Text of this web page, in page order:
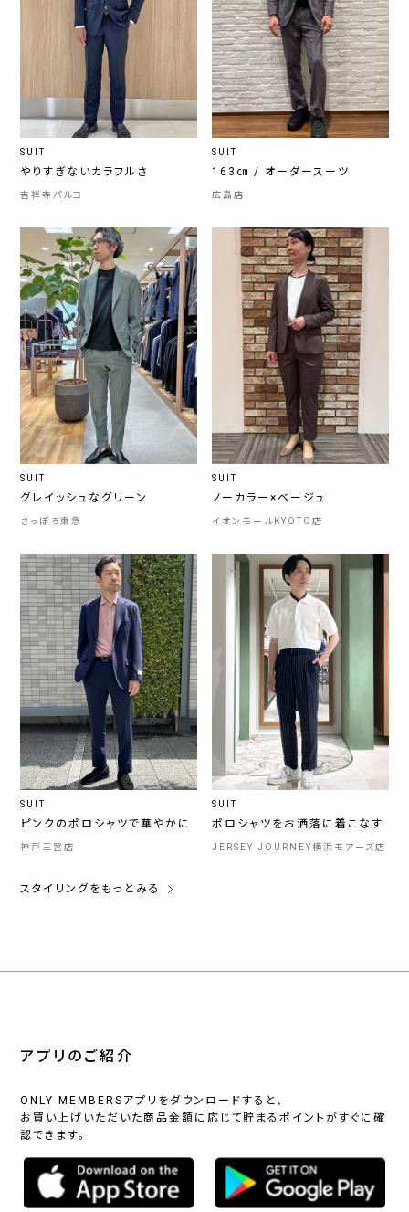
SUIT
やりすぎないカラフルさ
吉祥寺パルコ
SUIT
163㎝ / オーダースーツ
広島店
SUIT
グレイッシュなグリーン
さっぽろ東急
SUIT
ノーカラー×ベージュ
イオンモールKYOTO店
SUIT
ピンクのポロシャツで華やかに
神戸三宮店
SUIT
ポロシャツをお洒落に着こなす
JERSEY JOURNEY横浜モアーズ店
スタイリングをもっとみる
アプリのご紹介
ONLY MEMBERSアプリをダウンロードすると、
お買い上げいただいた商品金額に応じて貯まるポイントがすぐに確
認できます。